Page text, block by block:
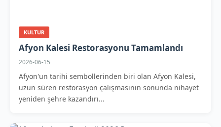
KULTUR
Afyon Kalesi Restorasyonu Tamamlandı
2026-06-15
Afyon'un tarihi sembollerinden biri olan Afyon Kalesi,
uzun süren restorasyon çalışmasının sonunda nihayet
yeniden şehre kazandırı...